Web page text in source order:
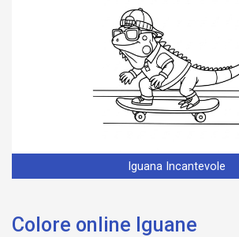
Iguana Incantevole
Colore online Iguane